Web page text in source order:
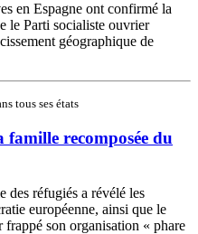
en Espagne ont confirmé la
le Parti socialiste ouvrier
géographique de
tous ses états
recomposée du
des réfugiés a révélé les
européenne, ainsi que le
frappé son organisation « phare